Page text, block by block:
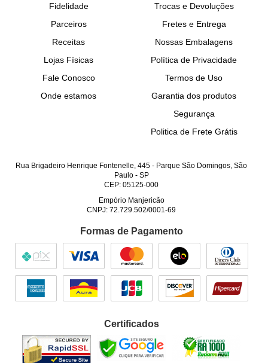
Fidelidade
Parceiros
Receitas
Lojas Físicas
Fale Conosco
Onde estamos
Trocas e Devoluções
Fretes e Entrega
Nossas Embalagens
Política de Privacidade
Termos de Uso
Garantia dos produtos
Segurança
Politica de Frete Grátis
Rua Brigadeiro Henrique Fontenelle, 445 - Parque São Domingos, São
Paulo- SP
CEP: 05125-000
Empório Manjericão
CNPJ: 72.729.502/0001-69
Formas de Pagamento
Certificados